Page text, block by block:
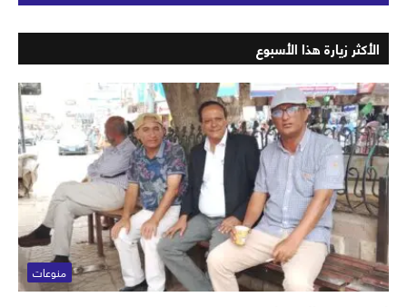
الأكثر زيارة هذا الأسبوع
منوعات